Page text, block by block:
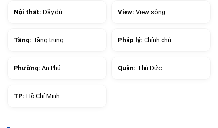
Nội thất:Đầy đủ View: View sông
Tầng: Tầng trung Pháp lý: Chính chủ
Phường: An Phú Quận: Thủ Đức
TP: Hồ Chí Minh